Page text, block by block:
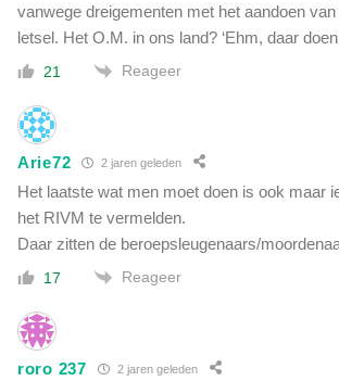
vanwege dreigementen met het aandoen
letsel. Het O.M. in ons land? ‘Ehm, daar
21 Reageer
Arie72 2 jaren geleden
Het laatste wat men moet doen is ook maar
het RIVM te vermelden.
Daar zitten de beroepsleugenaars/
17 Reageer
roro 237 2 jaren geleden